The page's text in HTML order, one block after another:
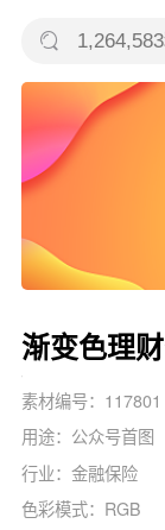
渐变色理
素材编号：117801
用途：公众号首图
行业：金融保险
色彩模式：RGB